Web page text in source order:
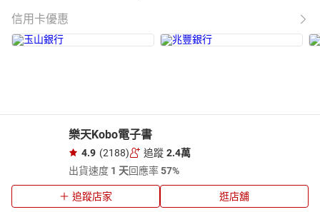
信用卡優惠
樂天Kobo電子書
4.9 (2188) 追蹤 2.4萬
出貨速度 1 天回應率57%
追蹤店家 逛店舖